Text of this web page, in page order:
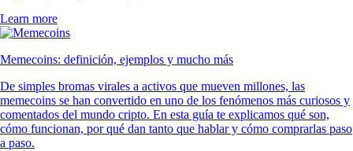
Learn more
Memecoins: definición, ejemplos y mucho más
De simples bromas virales a activos que mueven millones, las
memecoins se han convertido en uno de los fenómenos más curiosos y
comentados del mundo cripto. En esta guía te explicamos qué son,
cómo funcionan, por qué dan tanto que hablar y cómo comprarlas paso
a paso.